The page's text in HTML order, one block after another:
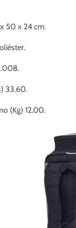
50 x 24 cm.
.
33.60.
(Kg) 12.00.